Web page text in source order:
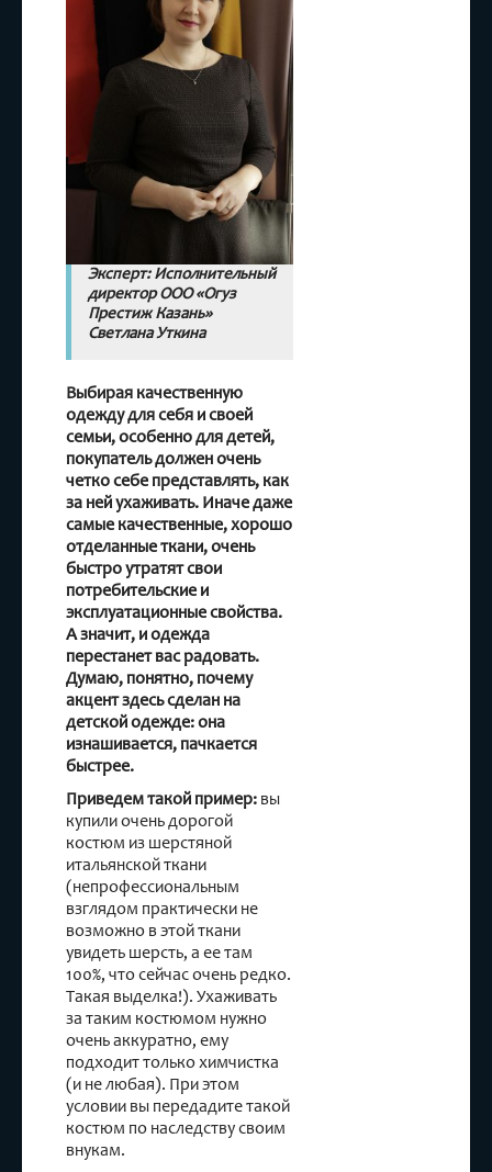
Эксперт: Исполнительный
директор ООО «Огуз
Престиж Казань»
Светлана Уткина
Выбирая качественную
одежду для себя и своей
семьи, особенно для детей,
покупатель должен очень
четко себе представлять, как
за ней ухаживать. Иначе даже
самые качественные, хорошо
отделанные ткани, очень
быстро утратят свои
потребительские и
эксплуатационные свойства.
А значит, и одежда
перестанет вас радовать.
Думаю, понятно, почему
акцент здесь сделан на
детской одежде: она
изнашивается, пачкается
быстрее.
Приведем такой пример: вы
купили очень дорогой
костюм из шерстяной
итальянской ткани
(непрофессиональным
взглядом практически не
возможно в этой ткани
увидеть шерсть, а ее там
100%, что сейчас очень редко.
Такая выделка!). Ухаживать
за таким костюмом нужно
очень аккуратно, ему
подходит только химчистка
(и не любая). При этом
условии вы передадите такой
костюм по наследству своим
внукам.